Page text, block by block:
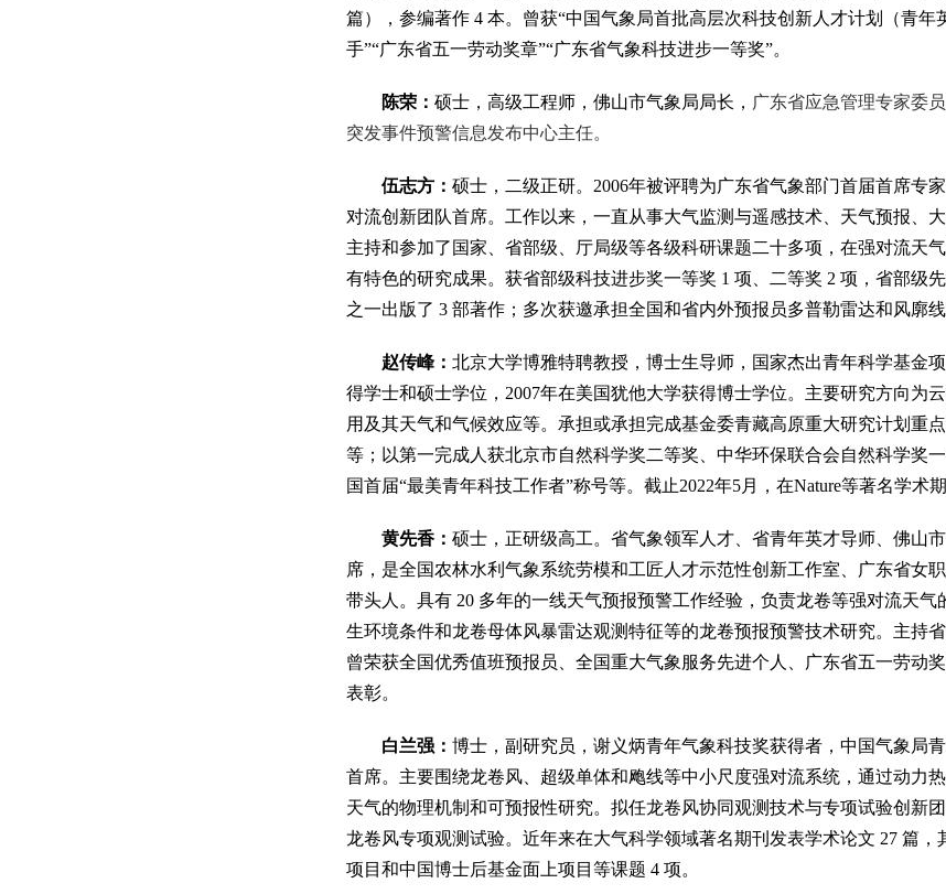
篇），参编著作 4 本。曾获“中国气象局首批高层次科技创新人才计划（青
手”“广东省五一劳动奖章”“广东省气象科技进步一等奖”。
陈荣： 硕士，高级工程师，佛山市气象局局长， 广东省应急管理专家委
突发事件预警信息发布中心主任。
伍志方： 硕士，二级正研。2006年被评聘为广东省气象部门首届首席专
对流创新团队首席。工作以来，一直从事大气监测与遥感技术、天气预报、
主持和参加了国家、省部级、厅局级等各级科研课题二十多项，在强对流天
有特色的研究成果。获省部级科技进步奖一等奖 1 项、二等奖 2 项，省部级
之一出版了 3 部著作；多次获邀承担全国和省内外预报员多普勒雷达和风廓线
赵传峰： 北京大学博雅特聘教授，博士生导师，国家杰出青年科学基金
得学士和硕士学位，2007年在美国犹他大学获得博士学位。主要研究方向为
用及其天气和气候效应等。承担或承担完成基金委青藏高原重大研究计划重
等；以第一完成人获北京市自然科学奖二等奖、中华环保联合会自然科学奖
国首届“最美青年科技工作者”称号等。截止2022年5月，在Nature等著名学术
黄先香： 硕士，正研级高工。省气象领军人才、省青年英才导师、佛山
席，是全国农林水利气象系统劳模和工匠人才示范性创新工作室、广东省女
带头人。具有 20 多年的一线天气预报预警工作经验，负责龙卷等强对流天
生环境条件和龙卷母体风暴雷达观测特征等的龙卷预报预警技术研究。主持
曾荣获全国优秀值班预报员、全国重大气象服务先进个人、广东省五一劳动
表彰。
白兰强： 博士，副研究员，谢义炳青年气象科技奖获得者，中国气象局
首席。主要围绕龙卷风、超级单体和飑线等中小尺度强对流系统，通过动力
天气的物理机制和可预报性研究。拟任龙卷风协同观测技术与专项试验创新
龙卷风专项观测试验。近年来在大气科学领域著名期刊发表学术论文 27 篇
项目和中国博士后基金面上项目等课题 4 项。